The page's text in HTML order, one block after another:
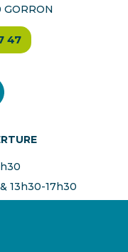
GORRON
47
13h30-17h30